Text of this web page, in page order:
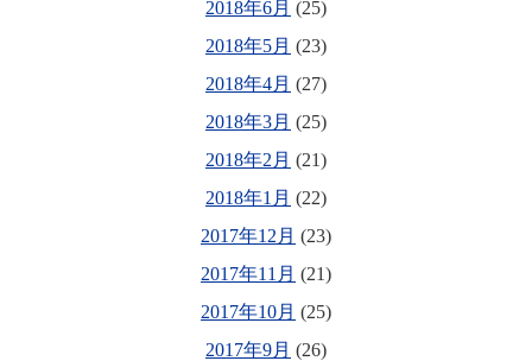
2018年6月 (25)
2018年5月 (23)
2018年4月 (27)
2018年3月 (25)
2018年2月 (21)
2018年1月 (22)
2017年12月 (23)
2017年11月 (21)
2017年10月 (25)
2017年9月 (26)